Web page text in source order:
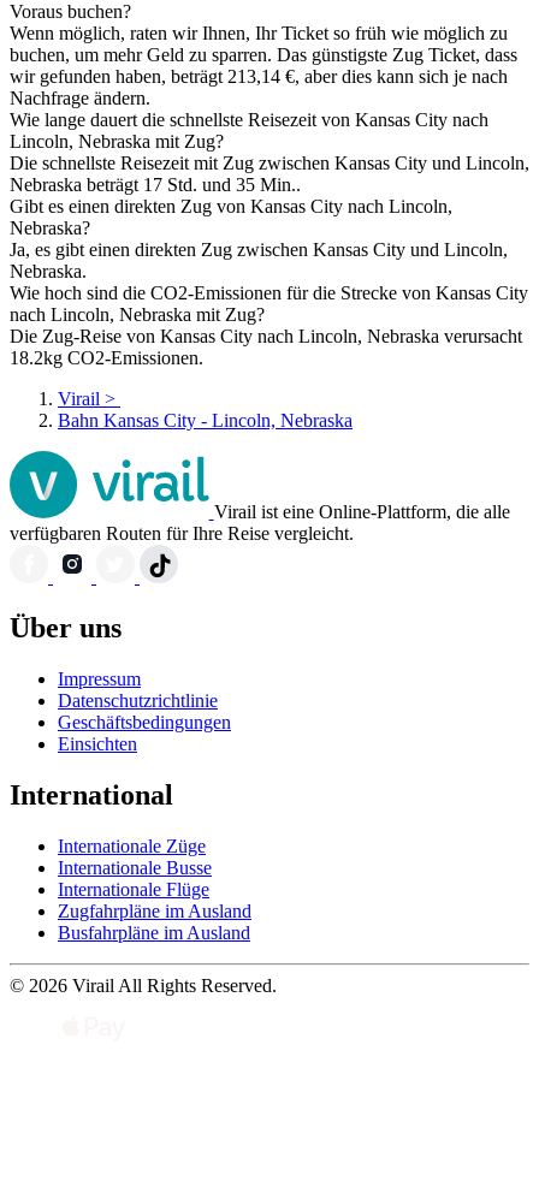
Voraus buchen?
Wenn möglich, raten wir Ihnen, Ihr Ticket so früh wie möglich zu
buchen, um mehr Geld zu sparren. Das günstigste Zug Ticket, dass
wir gefunden haben, beträgt 213,14 €, aber dies kann sich je nach
Nachfrage ändern.
Wie lange dauert die schnellste Reisezeit von Kansas City nach
Lincoln, Nebraska mit Zug?
Die schnellste Reisezeit mit Zug zwischen Kansas City und Lincoln,
Nebraska beträgt 17 Std. und 35 Min..
Gibt es einen direkten Zug von Kansas City nach Lincoln,
Nebraska?
Ja, es gibt einen direkten Zug zwischen Kansas City und Lincoln,
Nebraska.
Wie hoch sind die CO2-Emissionen für die Strecke von Kansas City
nach Lincoln, Nebraska mit Zug?
Die Zug-Reise von Kansas City nach Lincoln, Nebraska verursacht
18.2kg CO2-Emissionen.
Virail >
Bahn Kansas City - Lincoln, Nebraska
Virail ist eine Online-Plattform, die alle
verfügbaren Routen für Ihre Reise vergleicht.
Über uns
Impressum
Datenschutzrichtlinie
Geschäftsbedingungen
Einsichten
International
Internationale Züge
Internationale Busse
Internationale Flüge
Zugfahrpläne im Ausland
Busfahrpläne im Ausland
© 2026 Virail All Rights Reserved.